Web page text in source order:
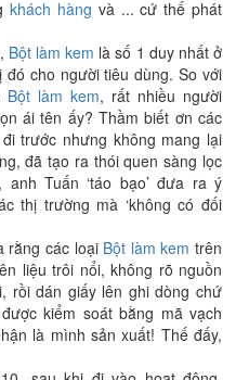
khách hàng và ... cứ thế phát
Bột làm kem là số 1 duy nhất ở
cho người tiêu dùng. So với
Bột làm kem, rất nhiều người
ái tên ấy? Thầm biết ơn các
trước nhưng không mang lại
đã tạo ra thói quen sàng lọc
Tuấn ‘táo bạo’ đưa ra ý
thị trường mà ‘không có đối
rằng các loại Bột làm kem trên
liệu trôi nổi, không rõ nguồn
rồi dán giấy lên ghi dòng chứ
kiểm soát bằng mã vạch
là mình sản xuất! Thế đấy,